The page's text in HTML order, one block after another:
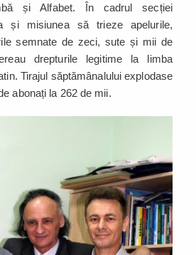
și Alfabet. În cadrul secției
și misiunea să trieze apelurile,
semnate de zeci, sute și mii de
drepturile legitime la limba
Tirajul săptămânalului explodase
abonați la 262 de mii.